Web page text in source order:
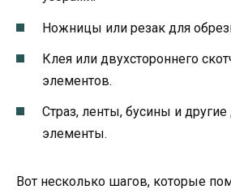
Ножницы или резак для
Клея или двухстороннего
элементов.
Страз, ленты, бусины и
элементы.
Вот несколько шагов, которые